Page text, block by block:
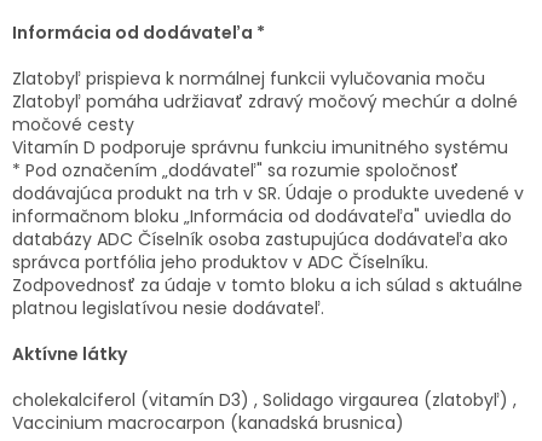
Informácia od dodávateľa *
Zlatobyľ prispieva k normálnej funkcii vylučovania moču
Zlatobyľ pomáha udržiavať zdravý močový mechúr a dolné
močové cesty
Vitamín D podporuje správnu funkciu imunitného systému
* Pod označením „dodávateľ" sa rozumie spoločnosť
dodávajúca produkt na trh v SR. Údaje o produkte uvedené v
informačnom bloku „Informácia od dodávateľa" uviedla do
databázy ADC Číselník osoba zastupujúca dodávateľa ako
správca portfólia jeho produktov v ADC Číselníku.
Zodpovednosť za údaje v tomto bloku a ich súlad s aktuálne
platnou legislatívou nesie dodávateľ.
Aktívne látky
cholekalciferol (vitamín D3) , Solidago virgaurea (zlatobyľ) ,
Vaccinium macrocarpon (kanadská brusnica)